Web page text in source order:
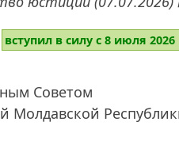
вступил в силу с 8 июля 2026
Советом
Молдавской